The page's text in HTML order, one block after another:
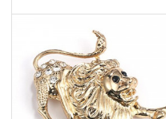
chvíľu zamilujete. Pripnúť
si ho môžete na Vaše
obľúbené oblečenie.